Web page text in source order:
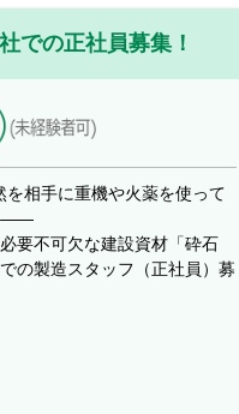
での正社員募集！
を相手に重機や火薬を使って
――
要不可欠な建設資材「砕石
の製造スタッフ（正社員）募